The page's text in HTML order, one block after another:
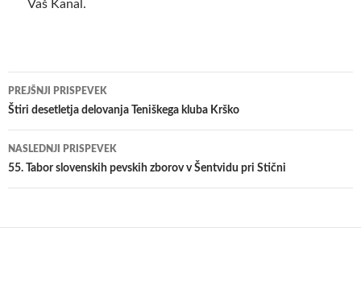
Vaš Kanal.
Krmarjenje
po
prispevkih
PREJŠNJI PRISPEVEK
​Štiri desetletja delovanja Teniškega kluba Krško
NASLEDNJI PRISPEVEK
55. Tabor slovenskih pevskih zborov v Šentvidu pri Stični